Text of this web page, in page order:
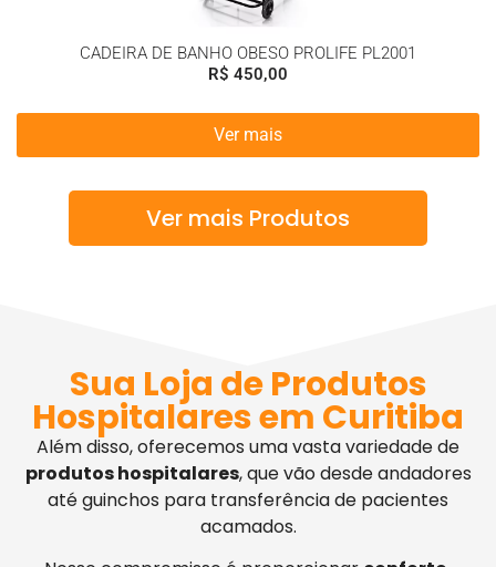
CADEIRA DE BANHO OBESO PROLIFE PL2001
R$ 450,00
Ver mais
Ver mais Produtos
Sua Loja de Produtos
Hospitalares em Curitiba
Além disso, oferecemos uma vasta variedade de
produtos hospitalares, que vão desde andadores
até guinchos para transferência de pacientes
acamados.